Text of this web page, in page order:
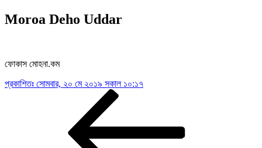
Moroa Deho Uddar
ফোকাস মোহনা.কম
প্রকাশিতঃ সোমবার, ২০ মে ২০১৯ সকাল ১০:১৭